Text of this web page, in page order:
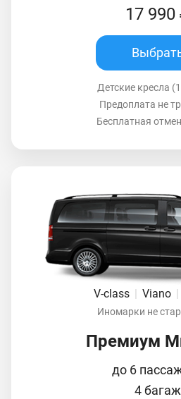
17 990
Детские кресла
Предоплата не
Бесплатная
V-class Viano
Иномарки не
Премиум
до 6
4